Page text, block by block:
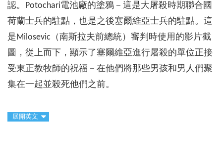
認。Potochari電池廠的塗鴉－這是大屠殺時期聯合國
荷蘭士兵的駐點，也是之後塞爾維亞士兵的駐點。這
是Milosevic（南斯拉夫前總統）審判時使用的影片截
圖，從上而下，顯示了塞爾維亞進行屠殺的單位正接
受東正教牧師的祝福－在他們將那些男孩和男人們聚
集在一起並殺死他們之前。
展開英文